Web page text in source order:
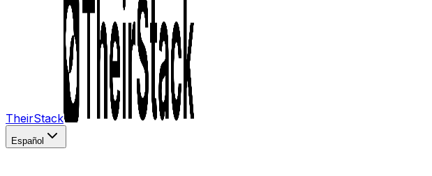
TheirStack
Español